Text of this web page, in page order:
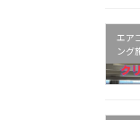
エア
ング